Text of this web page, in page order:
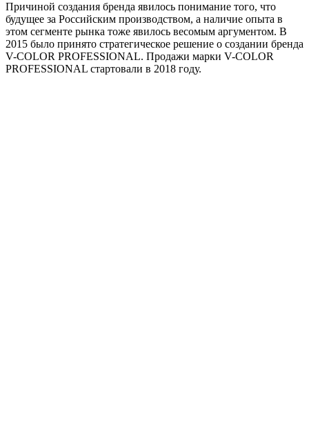
Причиной создания бренда явилось понимание того, что
будущее за Российским производством, а наличие опыта в
этом сегменте рынка тоже явилось весомым аргументом. В
2015 было принято стратегическое решение о создании бренда
V-COLOR PROFESSIONAL. Продажи марки V-COLOR
PROFESSIONAL стартовали в 2018 году.